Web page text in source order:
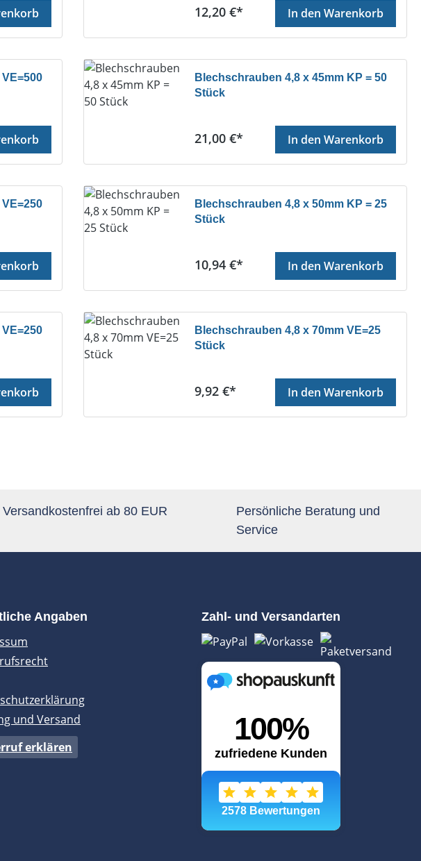
Regulärer Preis:
12,20 €* In den Warenkorb
Blechschrauben 4,8 x 45mm KP = 50
Stück
Regulärer Preis:
21,00 €* In den Warenkorb
Blechschrauben 4,8 x 50mm KP = 25
Stück
Regulärer Preis:
10,94 €* In den Warenkorb
Blechschrauben 4,8 x 70mm VE=25
Stück
Regulärer Preis:
9,92 €* In den Warenkorb
Versandkostenfrei ab 80 EUR
Persönliche Beratung und
Service
Angaben
und Versand
erklären
Zahl- und Versandarten